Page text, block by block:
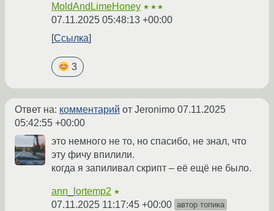
MoldAndLimeHoney ★★★
07.11.2025 05:48:13 +00:00
Ссылка
3
Ответ на: комментарий от Jeronimo 07.11.2025
05:42:55 +00:00
это немного не то, но спасибо, не знал, что
эту фичу впилили.
когда я запиливал скрипт – её ещё не было.
ann_lortemp2 ★
07.11.2025 11:17:45 +00:00 автор топика